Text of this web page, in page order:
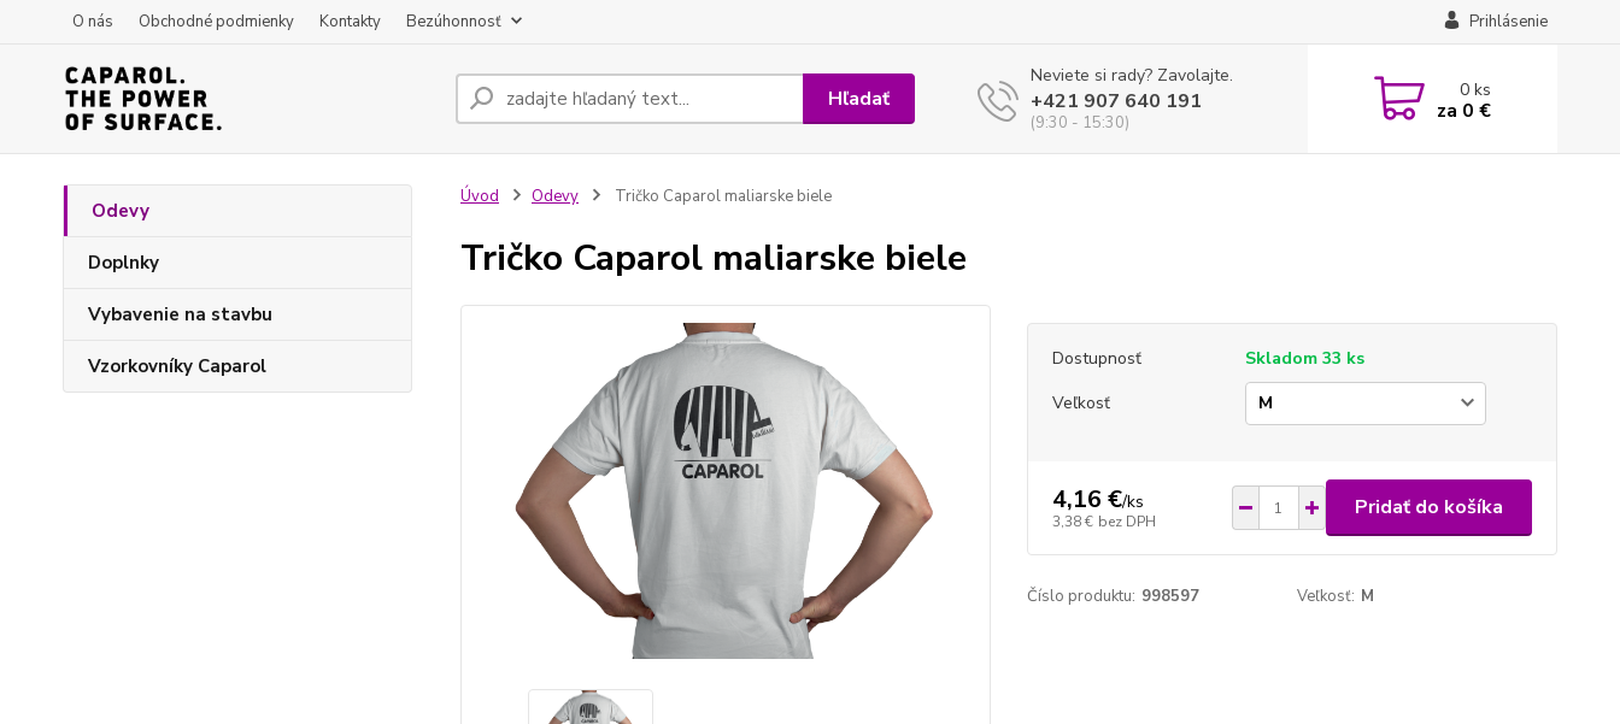
O nás Obchodné podmienky Kontakty Bezúhonnosť Prihlásenie
Hľadať
Neviete si rady? Zavolajte.
+421 907 640 191
(9:30 - 15:30)
0ks
za 0 €
Odevy
Doplnky
Vybavenie na stavbu
Vzorkovníky Caparol
Úvod Odevy Tričko Caparol maliarske biele
Tričko Caparol maliarske biele
Dostupnosť
Skladom 33 ks
Veľkosť
4,16 €/ks
3,38 € bez DPH
Pridať do košíka
Číslo produktu: 998597 Veľkosť: M